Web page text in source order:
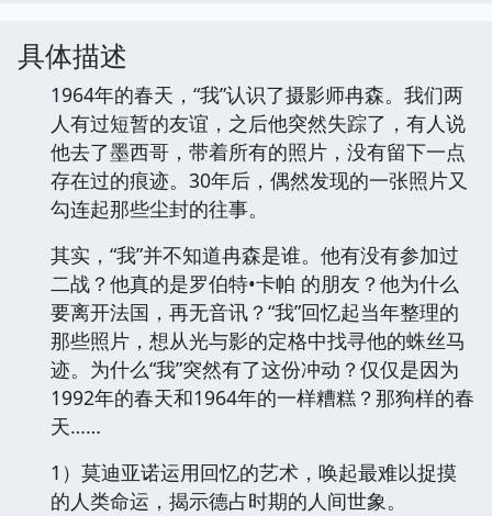
具体描述
1964年的春天，“我”认识了摄影师冉森。我们两
人有过短暂的友谊，之后他突然失踪了，有人说
他去了墨西哥，带着所有的照片，没有留下一点
存在过的痕迹。30年后，偶然发现的一张照片又
勾连起那些尘封的往事。
其实，“我”并不知道冉森是谁。他有没有参加过
二战？他真的是罗伯特•卡帕 的朋友？他为什么
要离开法国，再无音讯？“我”回忆起当年整理的
那些照片，想从光与影的定格中找寻他的蛛丝马
迹。为什么“我”突然有了这份冲动？仅仅是因为
1992年的春天和1964年的一样糟糕？那狗样的春
天……
1）莫迪亚诺运用回忆的艺术，唤起最难以捉摸
的人类命运，揭示德占时期的人间世象。